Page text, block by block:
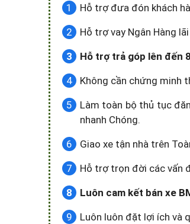
Hỗ trợ đưa đón khách
Hỗ trợ vay Ngân Hàng
Hỗ trợ trả góp lên đến
Không cần chứng minh
Làm toàn bộ thủ tục
nhanh Chóng.
Giao xe tận nhà trên
Hỗ trợ trọn đời các vấn
Luôn cam kết bán xe
Luôn luôn đặt lợi ích và